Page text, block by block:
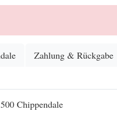
Zahlung & Rückgabe
Chippendale